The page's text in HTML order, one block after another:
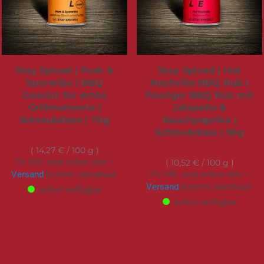
Stay Spiced | Pork &
Spareribs | BBQ
Gewürz für echte
Grillmomente |
Schraubdose | 70g
14,27 €/ 100 g
7% USt. sind schon drin –
Versand kommt obendrauf.
sofort verfügbar
Stay Spiced | Hot
Nashville BBQ Rub |
Feuriger BBQ Rub mit
Jalapeño &
Rauchpaprika |
Schraubdose | 95g
10,52 €/ 100 g
7% USt. sind schon drin –
Versand kommt obendrauf.
sofort verfügbar